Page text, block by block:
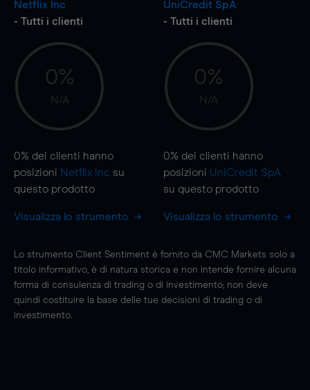
Netflix Inc
- Tutti i clienti
0%
N/A
0% dei clienti hanno
posizioni Netflix Inc su
questo prodotto
Visualizza lo strumento
UniCredit SpA
- Tutti i clienti
0%
N/A
0% dei clienti hanno
posizioni UniCredit SpA
su questo prodotto
Visualizza lo strumento
Lo strumento Client Sentiment è fornito da CMC Markets solo a
titolo informativo, è di natura storica e non intende fornire alcuna
forma di consulenza di trading o di investimento; non deve
quindi costituire la base delle tue decisioni di trading o di
investimento.